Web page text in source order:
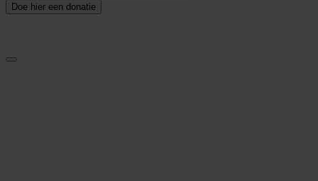
Doe hier een donatie